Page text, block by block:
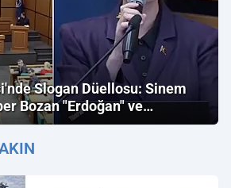
Slogan Düellosu: Sinem
Bozan "Erdoğan" ve